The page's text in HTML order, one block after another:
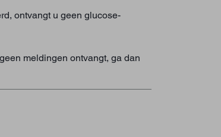
ontvangt u geen glucose-
meldingen ontvangt, ga dan